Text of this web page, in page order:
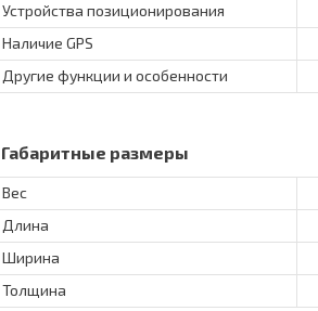
Устройства позиционирования
Наличие GPS
Другие функции и особенности
Габаритные размеры
Вес
Длина
Ширина
Толщина